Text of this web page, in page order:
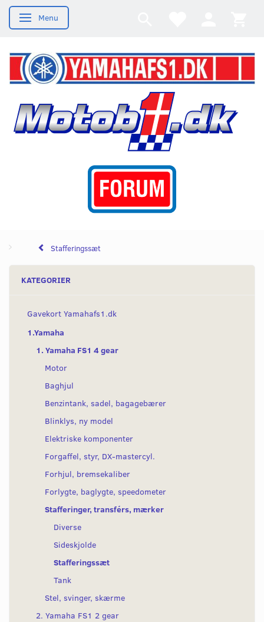
Skifte navigation
Menu
Stafferingssæt
KATEGORIER
Gavekort Yamahafs1.dk
1.Yamaha
1. Yamaha FS1 4 gear
Motor
Baghjul
Benzintank, sadel, bagagebærer
Blinklys, ny model
Elektriske komponenter
Forgaffel, styr, DX-mastercyl.
Forhjul, bremsekaliber
Forlygte, baglygte, speedometer
Stafferinger, transférs, mærker
Diverse
Sideskjolde
Stafferingssæt
Tank
Stel, svinger, skærme
2. Yamaha FS1 2 gear